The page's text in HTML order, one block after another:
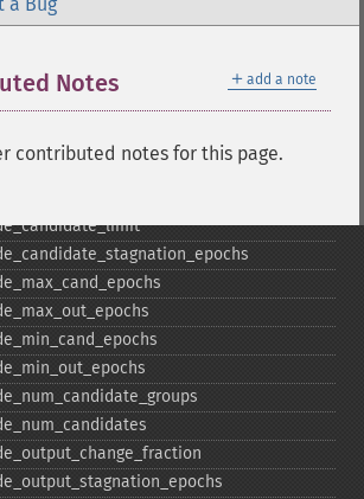
＋ add a note
Notes
contributed notes for this page.